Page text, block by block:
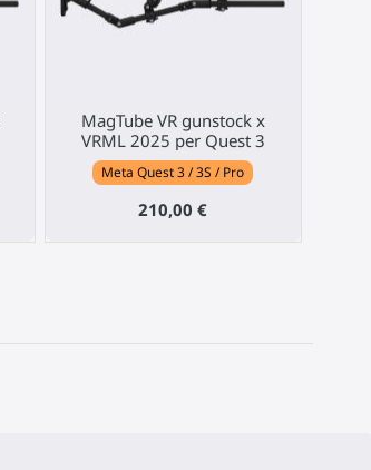
MagTube VR gunstock x
VRML 2025 per Quest 3
Meta Quest 3 / 3S / Pro
210,00 €